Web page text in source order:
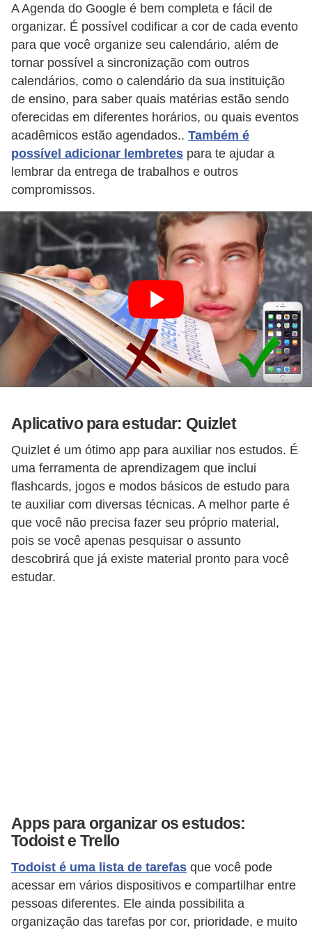
A Agenda do Google é bem completa e fácil de
organizar. É possível codificar a cor de cada evento
para que você organize seu calendário, além de
tornar possível a sincronização com outros
calendários, como o calendário da sua instituição
de ensino, para saber quais matérias estão sendo
oferecidas em diferentes horários, ou quais eventos
acadêmicos estão agendados.. Também é
possível adicionar lembretes para te ajudar a
lembrar da entrega de trabalhos e outros
compromissos.
Aplicativo para estudar: Quizlet
Quizlet é um ótimo app para auxiliar nos estudos. É
uma ferramenta de aprendizagem que inclui
flashcards, jogos e modos básicos de estudo para
te auxiliar com diversas técnicas. A melhor parte é
que você não precisa fazer seu próprio material,
pois se você apenas pesquisar o assunto
descobrirá que já existe material pronto para você
estudar.
Apps para organizar os estudos:
Todoist e Trello
Todoist é uma lista de tarefas que você pode
acessar em vários dispositivos e compartilhar entre
pessoas diferentes. Ele ainda possibilita a
organização das tarefas por cor, prioridade, e muito
d
a
d
e
e
r
g
a
n
a
ç
ã
o
V
í
e
o
s
e
T